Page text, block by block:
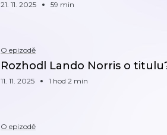
21. 11. 2025 59 min
O epizodě
Rozhodl Lando Norris o
11. 11. 2025 1 hod 2 min
O epizodě